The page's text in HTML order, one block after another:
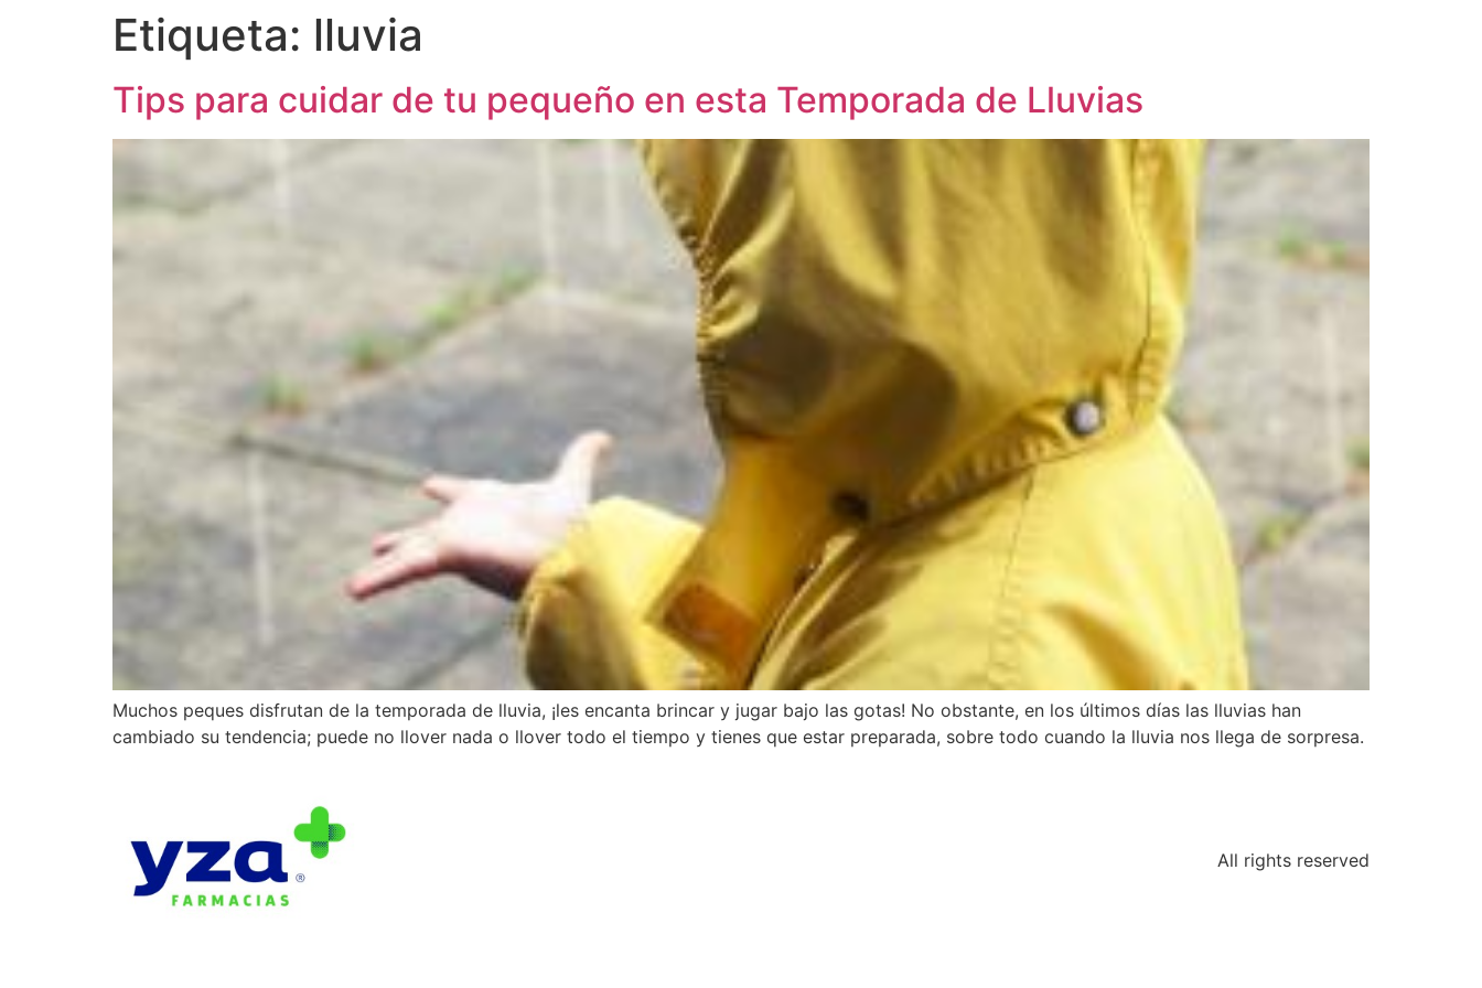
Etiqueta: lluvia
Tips para cuidar de tu pequeño en esta Temporada de Lluvias
Muchos peques disfrutan de la temporada de lluvia, ¡les encanta brincar y jugar bajo las gotas! No obstante, en los últimos días las lluvias han
cambiado su tendencia; puede no llover nada o llover todo el tiempo y tienes que estar preparada, sobre todo cuando la lluvia nos llega de sorpresa.
All rights reserved